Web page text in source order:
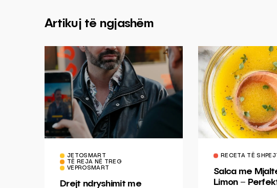
Artikuj të ngjashëm
JETOSMART
TË REJA NË TREG
VEPROSMART
Drejt ndryshimit me
RECETA TË
Salca me
Limon –